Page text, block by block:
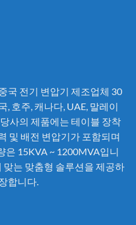
국 전기 변압기 제조업체 30
, 호주, 캐나다, UAE, 말레이
사의 제품에는 테이블 장착
및 배전 변압기가 포함되며
은 15KVA ~ 1200MVA입니
맞는 맞춤형 솔루션을 제공하
합니다.